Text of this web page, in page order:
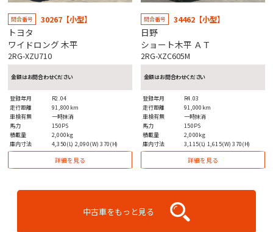
問合番号 30267【小型】
トヨタ
ワイドロング 木平
2RG-XZU710
金額はお問合わせください
登録年月
走行距離
車検有無
馬力
積載量
庫内寸法
R2.04
91,800km
一時抹消
150PS
2,000kg
4,350(L) 2,090(W) 370(H)
詳細を見る
問合番号 34462【小型】
日野
ショート木平 ＡＴ
2RG-XZC605M
金額はお問合わせください
登録年月
走行距離
車検有無
馬力
積載量
庫内寸法
R4.03
91,000km
一時抹消
150PS
2,000kg
3,115(L) 1,615(W) 370(H)
詳細を見る
中古車をもっと見る